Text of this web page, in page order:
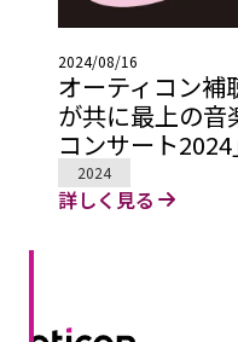
2024/08/16
オーティコン補
が共に最上の音
コンサート
2024
詳しく見る